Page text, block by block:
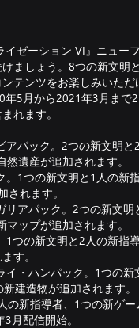
イゼーション VI』ニュ
ましょう。8つの新文明
テンツをお楽しみいた
5月から2021年3月まで
れます。
アパック。2つの新文明
遺産が追加されます。
。1つの新文明と1人の新
されます。
リアパック。2つの新文
ップが追加されます。
1つの新文明と2人の新指
す。
イ・ハンパック。1つの
建造物が追加されます。
の新指導者、1つの新ゲ
月配信開始。